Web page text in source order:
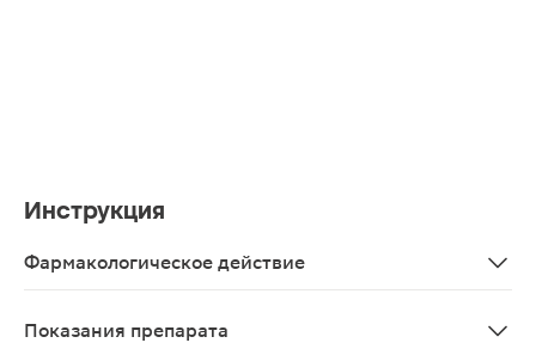
Инструкция
Фармакологическое действие
Показания препарата